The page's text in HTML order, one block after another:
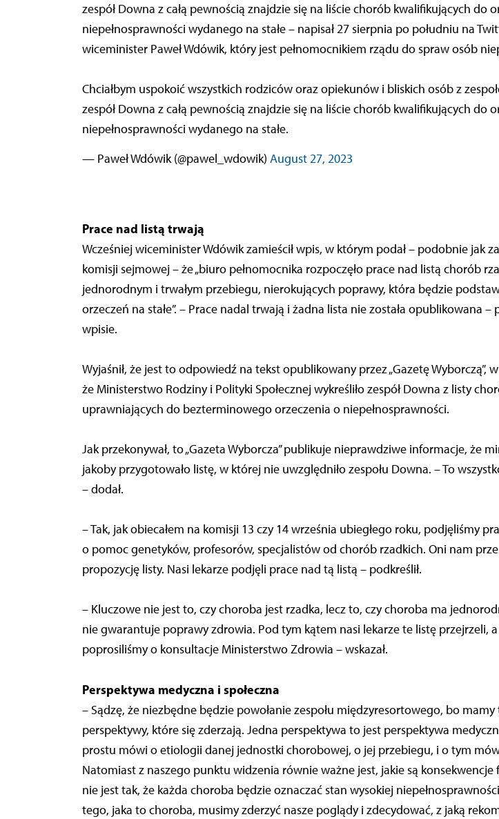
zespół Downa z całą pewnością znajdzie się na liście chorób kwalifikujących do
niepełnosprawności wydanego na stałe – napisał 27 sierpnia po południu na
wiceminister Paweł Wdówik, który jest pełnomocnikiem rządu do spraw osób
Chciałbym uspokoić wszystkich rodziców oraz opiekunów i bliskich osób z zespołem Downa, że
zespół Downa z całą pewnością znajdzie się na liście chorób kwalifikujących do
niepełnosprawności wydanego na stałe.
— Paweł Wdówik (@pawel_wdowik) August 27, 2023
Prace nad listą trwają
Wcześniej wiceminister Wdówik zamieścił wpis, w którym podał – podobnie jak
komisji sejmowej – że „biuro pełnomocnika rozpoczęło prace nad listą chorób
jednorodnym i trwałym przebiegu, nierokujących poprawy, która będzie
orzeczeń na stałe”. – Prace nadal trwają i żadna lista nie została opublikowana –
wpisie.
Wyjaśnił, że jest to odpowiedź na tekst opublikowany przez „Gazetę Wyborczą”,
że Ministerstwo Rodziny i Polityki Społecznej wykreśliło zespół Downa z listy
uprawniających do bezterminowego orzeczenia o niepełnosprawności.
Jak przekonywał, to „Gazeta Wyborcza” publikuje nieprawdziwe informacje, że
jakoby przygotowało listę, w której nie uwzględniło zespołu Downa. – To
– dodał.
– Tak, jak obiecałem na komisji 13 czy 14 września ubiegłego roku, podjęliśmy
o pomoc genetyków, profesorów, specjalistów od chorób rzadkich. Oni nam
propozycję listy. Nasi lekarze podjęli prace nad tą listą – podkreślił.
– Kluczowe nie jest to, czy choroba jest rzadka, lecz to, czy choroba ma
nie gwarantuje poprawy zdrowia. Pod tym kątem nasi lekarze te listę przejrzeli,
poprosiliśmy o konsultacje Ministerstwo Zdrowia – wskazał.
Perspektywa medyczna i społeczna
– Sądzę, że niezbędne będzie powołanie zespołu międzyresortowego, bo
perspektywy, które się zderzają. Jedna perspektywa to jest perspektywa
prostu mówi o etiologii danej jednostki chorobowej, o jej przebiegu, i o tym
Natomiast z naszego punktu widzenia równie ważne jest, jakie są
nie jest tak, że każda choroba będzie oznaczać stan wysokiej
tego, jaka to choroba, musimy zderzyć nasze poglądy i zdecydować, z jaką